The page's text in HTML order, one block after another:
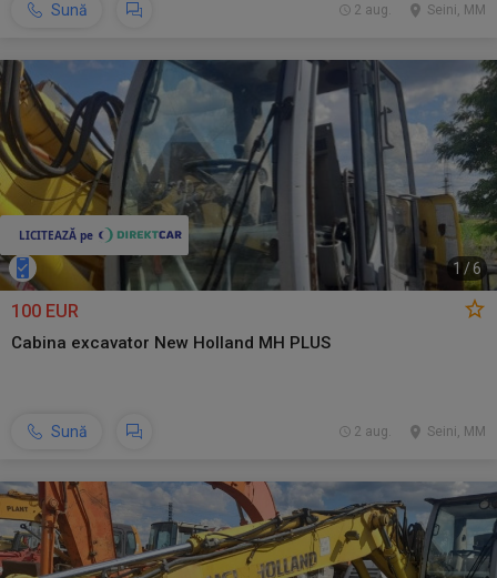
Sună Seini, MM
2 aug.
1 /6
100 EUR
Cabina excavator New Holland MH PLUS
Sună Seini, MM
2 aug.